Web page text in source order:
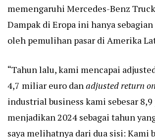
memengaruhi Mercedes-Benz
Dampak di Eropa ini hanya
oleh pemulihan pasar di Amerika
“Tahun lalu, kami mencapai
4,7 miliar euro danadjusted return
industrial business kami sebesar
menjadikan 2024 sebagai tahun
saya melihatnya dari dua sisi: Kami